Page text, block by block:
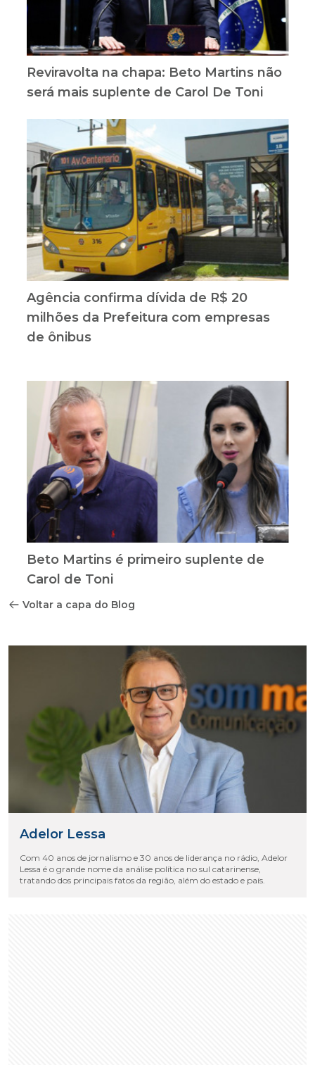
Reviravolta na chapa: Beto Martins não
será mais suplente de Carol De Toni
Agência confirma dívida de R$ 20
milhões da Prefeitura com empresas
de ônibus
Beto Martins é primeiro suplente de
Carol de Toni
Voltar a capa do Blog
Adelor Lessa
Com 40 anos de jornalismo e 30 anos de liderança no rádio, Adelor
Lessa é o grande nome da análise política no sul catarinense,
tratando dos principais fatos da região, além do estado e país.